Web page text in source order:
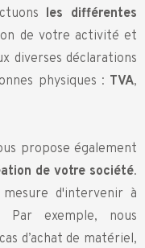
les différentes
de votre activité et
diverses déclarations
physiques : TVA,
propose également
de votre société.
mesure d'intervenir à
Par exemple, nous
d’achat de matériel,